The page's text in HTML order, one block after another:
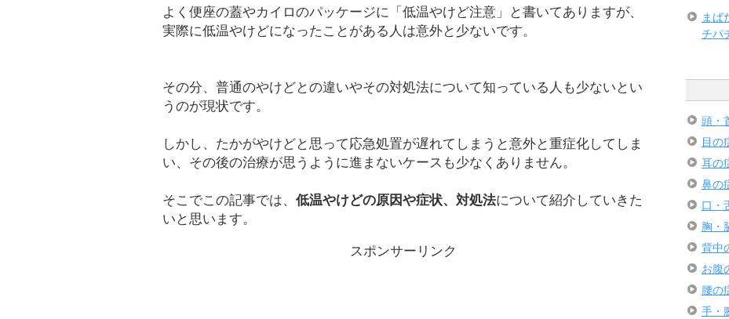
よく便座の蓋やカイロのパッケージに「低温やけど注意」と書いてありますが、
実際に低温やけどになったことがある人は意外と少ないです。
その分、普通のやけどとの違いやその対処法について知っている人も少ないとい
うのが現状です。
しかし、たかがやけどと思って応急処置が遅れてしまうと意外と重症化してしま
い、その後の治療が思うように進まないケースも少なくありません。
そこでこの記事では、 低温やけどの原因や症状、対処法について紹介していきた
いと思います。
スポンサーリンク
まば
チパ
頭・
目の
耳の
鼻の
口・
胸・
背中
お腹
腰の
手・